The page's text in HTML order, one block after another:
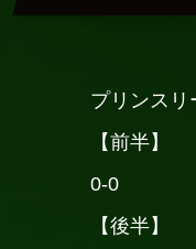
プリンスリ
【前半】
0-0
【後半】